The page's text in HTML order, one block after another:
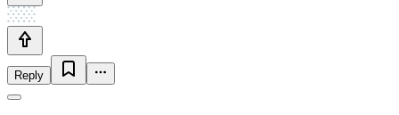
Reply